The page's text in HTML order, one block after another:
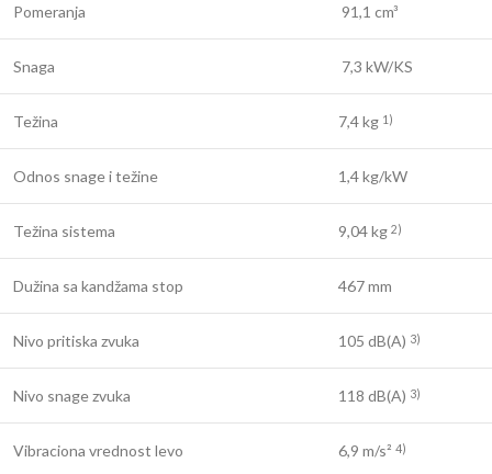
Pomeranja 91,1 cm³
Snaga 7,3 kW/KS
Težina 7,4 kg 1)
Odnos snage i težine 1,4 kg/kW
Težina sistema 9,04 kg 2)
Dužina sa kandžama stop 467 mm
Nivo pritiska zvuka 105 dB(A) 3)
Nivo snage zvuka 118 dB(A) 3)
Vibraciona vrednost levo 6,9 m/s² 4)